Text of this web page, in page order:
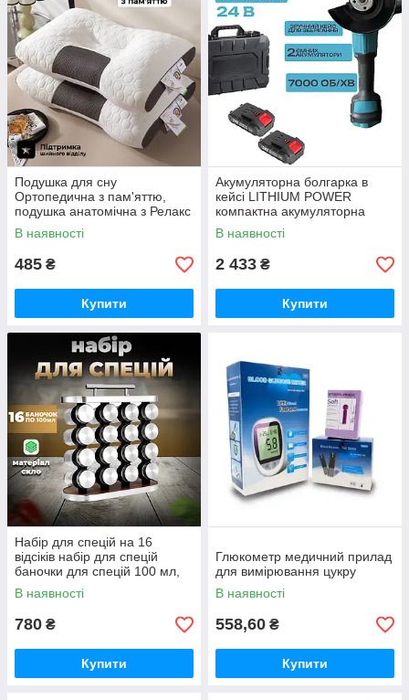
Подушка для сну
Ортопедична з пам'яттю,
подушка анатомічна з Релакс
ефектом 48х74см
В наявності
485 ₴
Купити
Акумуляторна болгарка в
кейсі LITHIUM POWER
компактна акумуляторна
болгарка, 2 акумулятори 24V
В наявності
2 433 ₴
Купити
Набір для спецій на 16
відсіків набір для спецій
баночки для спецій 100 мл,
підставка для спецій
В наявності
780 ₴
Купити
Глюкометр медичний прилад
для вимірювання цукру
В наявності
558,60 ₴
Купити